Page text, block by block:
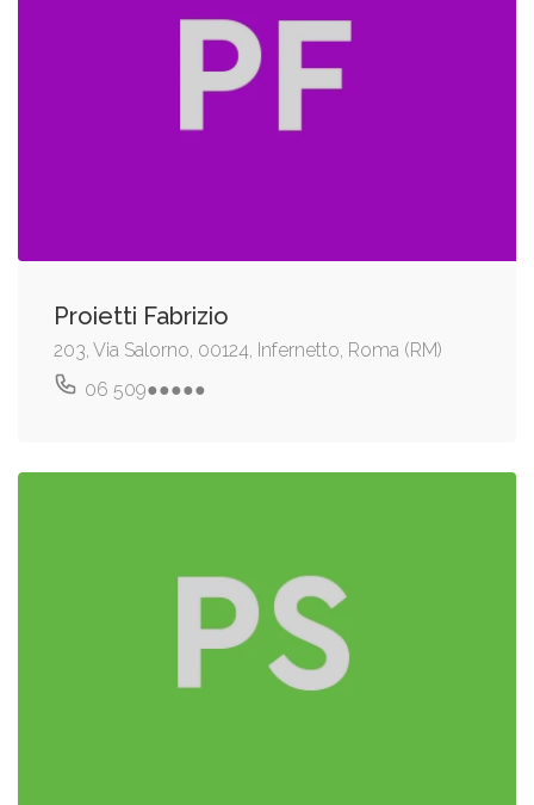
Proietti Fabrizio
203, Via Salorno, 00124, Infernetto, Roma (RM)
06 509●●●●●